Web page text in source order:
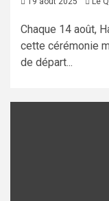
Chaque 14 août,
cette cérémonie
de départ...